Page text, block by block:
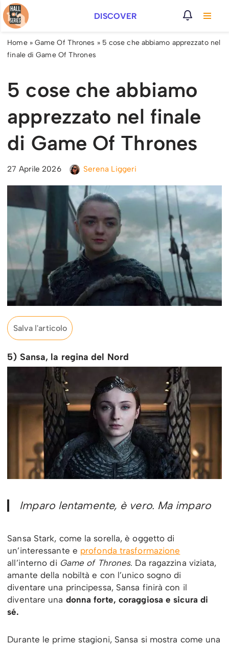
Vai
al
contenuto
DISCOVER
Home» Game Of Thrones » 5 cose che abbiamo apprezzato nel
finale di Game Of Thrones
5 cose che abbiamo
apprezzato nel finale
di Game Of Thrones
27 Aprile 2026 Serena Liggeri
Salva l'articolo
5) Sansa, la regina del Nord
Imparo lentamente, è vero. Ma imparo
Sansa Stark, come la sorella, è oggetto di
un’interessante e profonda trasformazione
all’interno di Game of Thrones. Da ragazzina viziata,
amante della nobiltà e con l’unico sogno di
diventare una principessa, Sansa finirà con il
diventare una donna forte, coraggiosa e sicura di
sé.
Durante le prime stagioni, Sansa si mostra come una